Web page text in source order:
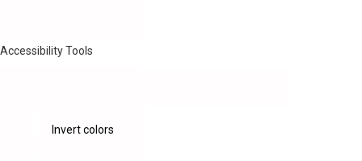
Accessibility Tools
Invert colors